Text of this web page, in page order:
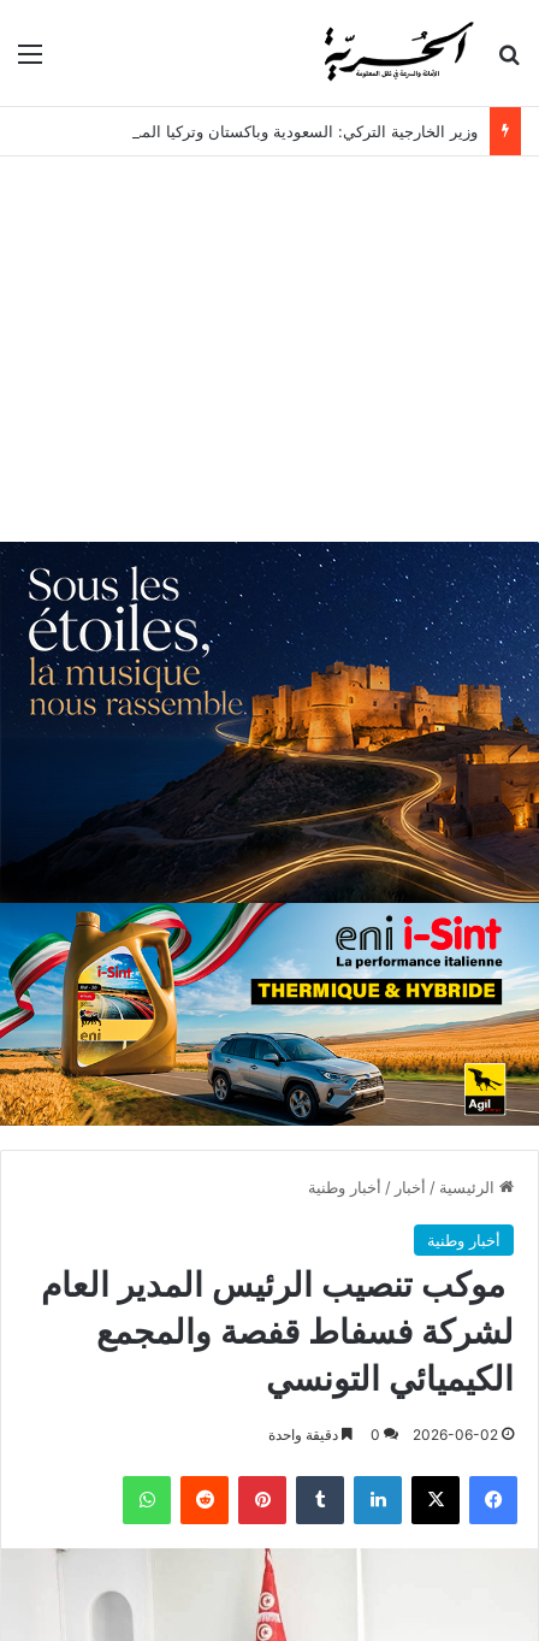
بحث عن
الرئيسية / أخبار / أخبار وطنية
أخبار وطنية
موكب تنصيب الرئيس المدير العام
لشركة فسفاط قفصة والمجمع
الكيميائي التونسي
2026-06-02
0 دقيقة واحدة
فيسبوك X لينكدإن بينتيريست واتساب